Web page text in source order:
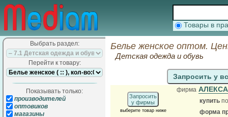
Товары в
Выбрать раздел:
Перейти к товару:
Показывать только:
производителей
оптовиков
магазины
Белье женское оптом.
Детская одежда и обувь
Запросить у
Запросить
у фирмы
выберите товар ниже
фирма
купить
форма